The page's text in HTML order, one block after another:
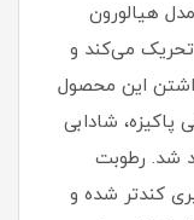
هیالورون
تحریک می‌کند و
این محصول
شادابی
شد. رطوبت
کندتر شده و